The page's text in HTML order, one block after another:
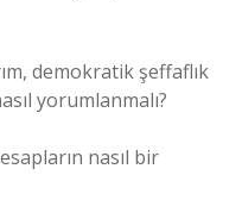
demokratik şeffaflık
yorumlanmalı?
nasıl bir